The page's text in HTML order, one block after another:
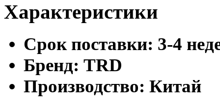
Характеристики
Cрок поставки: 3-4
Бренд: TRD
Производство: Китай